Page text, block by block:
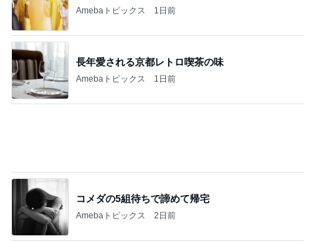
Amebaトピックス 2日前
給食が恋しすぎる学童のお弁当
Amebaトピックス